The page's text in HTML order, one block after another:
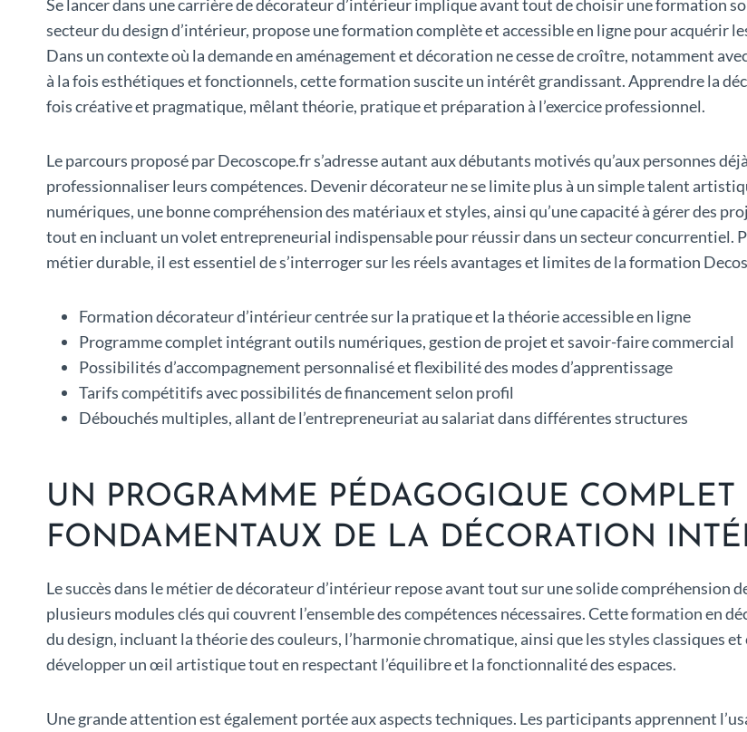
Se lancer dans une carrière de décorateur d’intérieur implique avant tout de choisir une formation
secteur du design d’intérieur, propose une formation complète et accessible en ligne pour acquérir
Dans un contexte où la demande en aménagement et décoration ne cesse de croître, notamment
à la fois esthétiques et fonctionnels, cette formation suscite un intérêt grandissant. Apprendre la
fois créative et pragmatique, mêlant théorie, pratique et préparation à l’exercice professionnel.
Le parcours proposé par Decoscope.fr s’adresse autant aux débutants motivés qu’aux personnes
professionnaliser leurs compétences. Devenir décorateur ne se limite plus à un simple talent
numériques, une bonne compréhension des matériaux et styles, ainsi qu’une capacité à gérer des
tout en incluant un volet entrepreneurial indispensable pour réussir dans un secteur concurrentiel.
métier durable, il est essentiel de s’interroger sur les réels avantages et limites de la formation
Formation décorateur d’intérieur centrée sur la pratique et la théorie accessible en ligne
Programme complet intégrant outils numériques, gestion de projet et savoir-faire commercial
Possibilités d’accompagnement personnalisé et flexibilité des modes d’apprentissage
Tarifs compétitifs avec possibilités de financement selon profil
Débouchés multiples, allant de l’entrepreneuriat au salariat dans différentes structures
UN PROGRAMME PÉDAGOGIQUE COMPLET
FONDAMENTAUX DE LA DÉCORATION
Le succès dans le métier de décorateur d’intérieur repose avant tout sur une solide compréhension
plusieurs modules clés qui couvrent l’ensemble des compétences nécessaires. Cette formation en
du design, incluant la théorie des couleurs, l’harmonie chromatique, ainsi que les styles classiques
développer un œil artistique tout en respectant l’équilibre et la fonctionnalité des espaces.
Une grande attention est également portée aux aspects techniques. Les participants apprennent